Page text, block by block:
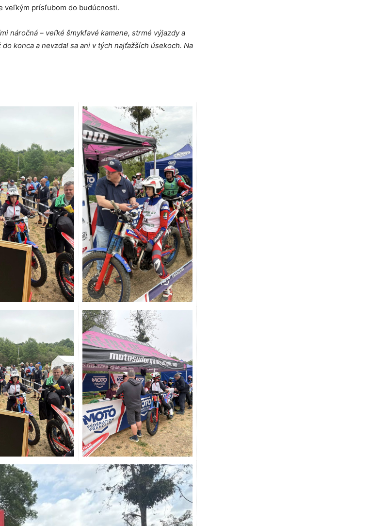
veľkým prísľubom do budúcnosti.
náročná – veľké šmykľavé kamene, strmé výjazdy a
konca a nevzdal sa ani v tých najťažších úsekoch. Na